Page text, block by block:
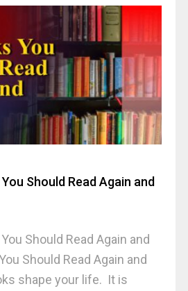
Should Read Again and
Should Read Again and
Should Read Again and
shape your life. It is